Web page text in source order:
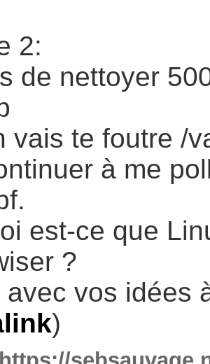
2:
de nettoyer
vais te foutre /
à me
est-ce que
?
avec vos idées
)